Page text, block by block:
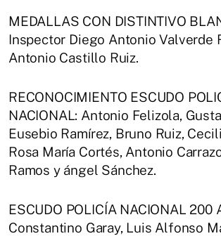
MEDALLAS CON DISTINTIVO
Inspector Diego Antonio Valverde
Antonio Castillo Ruiz.
RECONOCIMIENTO ESCUDO
NACIONAL: Antonio Felizola,
Eusebio Ramírez, Bruno Ruiz,
Rosa María Cortés, Antonio
Ramos y ángel Sánchez.
ESCUDO POLICÍA NACIONAL 200
Constantino Garay, Luis Alfonso